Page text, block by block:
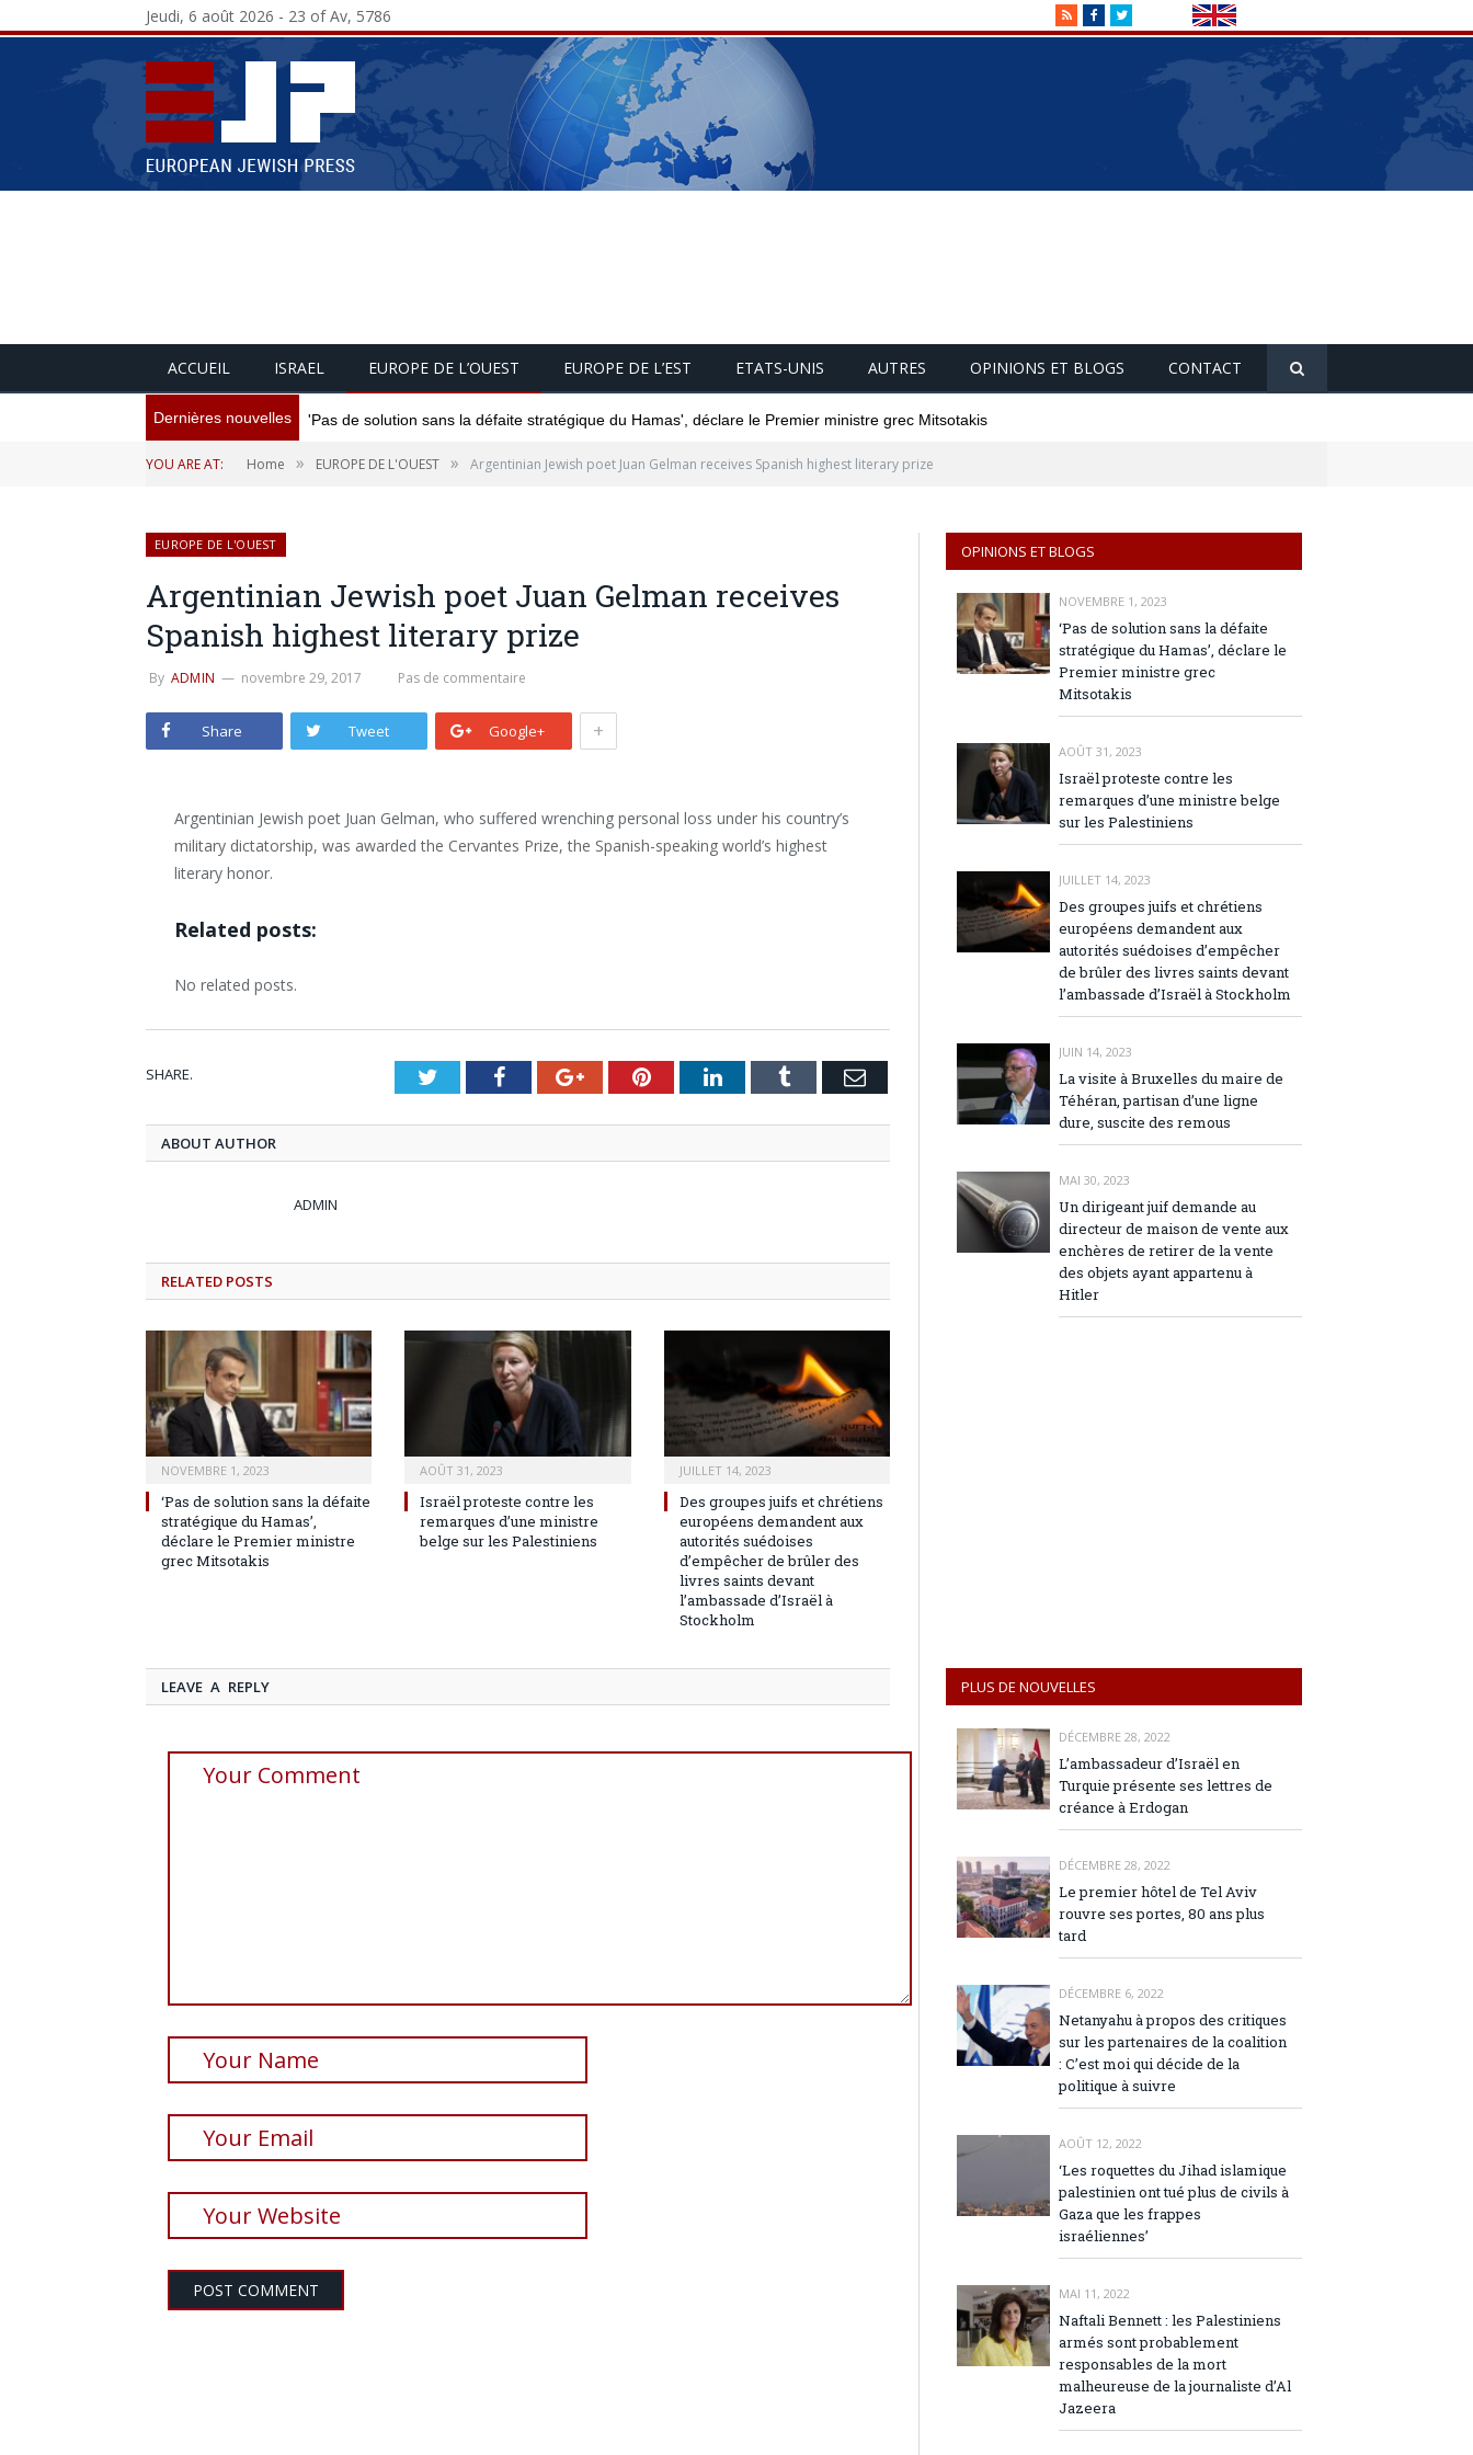
RSSFacebookTwitter
Jeudi, 6 août 2026 - 23 of Av, 5786
ACCUEIL ISRAEL EUROPE DE L’OUEST EUROPE DE L’EST ETATS-UNIS AUTRES OPINIONS ET BLOGS CONTACT
Dernières nouvelles 'Pas de solution sans la défaite stratégique du Hamas', déclare le Premier ministre grec Mitsotakis
YOU ARE AT: Home » EUROPE DE L'OUEST » Argentinian Jewish poet Juan Gelman receives Spanish highest literary prize
EUROPE DE L'OUEST
Argentinian Jewish poet Juan Gelman receives
Spanish highest literary prize
By ADMIN novembre 29, 2017 Pas de commentaire
Share Tweet Google+ +
Argentinian Jewish poet Juan Gelman, who suffered wrenching personal loss under his country’s
military dictatorship, was awarded the Cervantes Prize, the Spanish-speaking world’s highest
literary honor.
Related posts:
No related posts.
SHARE. TwitterFacebookGoogle+PinterestLinkedInTumblr Email
ABOUT AUTHOR
ADMIN
RELATED POSTS
NOVEMBRE 1, 2023
‘Pas de solution sans la défaite
stratégique du Hamas’,
déclare le Premier ministre
grec Mitsotakis
AOÛT 31, 2023
Israël proteste contre les
remarques d’une ministre
belge sur les Palestiniens
JUILLET 14, 2023
Des groupes juifs et chrétiens
européens demandent aux
autorités suédoises
d’empêcher de brûler des
livres saints devant
l’ambassade d’Israël à
Stockholm
LEAVE A REPLY
OPINIONS ET BLOGS
NOVEMBRE 1, 2023
‘Pas de solution sans la défaite
stratégique du Hamas’, déclare le
Premier ministre grec
Mitsotakis
AOÛT 31, 2023
Israël proteste contre les
remarques d’une ministre belge
sur les Palestiniens
JUILLET 14, 2023
Des groupes juifs et chrétiens
européens demandent aux
autorités suédoises d’empêcher
de brûler des livres saints devant
l’ambassade d’Israël à Stockholm
JUIN 14, 2023
La visite à Bruxelles du maire de
Téhéran, partisan d’une ligne
dure, suscite des remous
MAI 30, 2023
Un dirigeant juif demande au
directeur de maison de vente aux
enchères de retirer de la vente
des objets ayant appartenu à
Hitler
PLUS DE NOUVELLES
DÉCEMBRE 28, 2022
L’ambassadeur d’Israël en
Turquie présente ses lettres de
créance à Erdogan
DÉCEMBRE 28, 2022
Le premier hôtel de Tel Aviv
rouvre ses portes, 80 ans plus
tard
DÉCEMBRE 6, 2022
Netanyahu à propos des critiques
sur les partenaires de la coalition
: C’est moi qui décide de la
politique à suivre
AOÛT 12, 2022
‘Les roquettes du Jihad islamique
palestinien ont tué plus de civils à
Gaza que les frappes
israéliennes’
MAI 11, 2022
Naftali Bennett : les Palestiniens
armés sont probablement
responsables de la mort
malheureuse de la journaliste d’Al
Jazeera